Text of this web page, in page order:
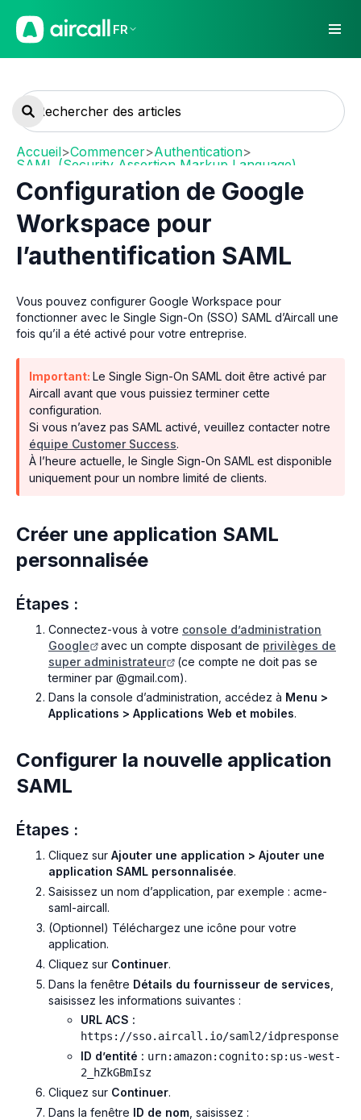
FR
Accueil>Commencer>Authentication>
SAML (Security Assertion Markup Language)
Configuration de Google
Workspace pour
l’authentification SAML
Vous pouvez configurer Google Workspace pour
fonctionner avec le Single Sign-On (SSO) SAML d’Aircall une
fois qu’il a été activé pour votre entreprise.
Important: Le Single Sign-On SAML doit être activé par
Aircall avant que vous puissiez terminer cette
configuration.
Si vous n’avez pas SAML activé, veuillez contacter notre
équipe Customer Success.
À l’heure actuelle, le Single Sign-On SAML est disponible
uniquement pour un nombre limité de clients.
Créer une application SAML
personnalisée
Étapes :
Connectez-vous à votre console d’administration
Google
avec un compte disposant de privilèges de
super administrateur (ce compte ne doit pas se
terminer par @gmail.com).
Dans la console d’administration, accédez à Menu >
Applications > Applications Web et mobiles.
Configurer la nouvelle application
SAML
Étapes :
Cliquez sur Ajouter une application > Ajouter une
application SAML personnalisée.
Saisissez un nom d’application, par exemple : acme-
saml-aircall.
(Optionnel) Téléchargez une icône pour votre
application.
Cliquez sur Continuer.
Dans la fenêtre Détails du fournisseur de services
saisissez les informations suivantes :
URL ACS :
https://sso.aircall.io/saml2/idpresponse
ID d’entité : urn:amazon:cognito:sp:us-west-
2_hZkGBmIsz
Cliquez sur Continuer.
Dans la fenêtre ID de nom , saisissez :